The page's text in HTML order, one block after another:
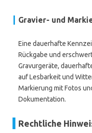
Gravier- und
Eine dauerhafte
Rückgabe und
Gravurgeräte,
auf Lesbarkeit und
Markierung mit Fotos
Dokumentation.
Rechtliche